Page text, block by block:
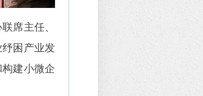
席主任、
困产业发
建小微企